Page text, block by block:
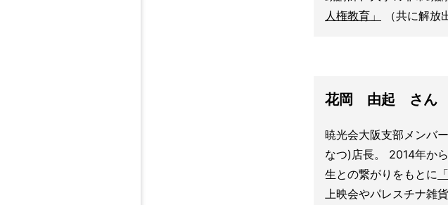
人権教育」
（共に解放
花岡 由起 さん
暁光会大阪支部メンバ
なつ)店長。 2014年か
生との繋がりをもとに
上映会やパレスチナ雑